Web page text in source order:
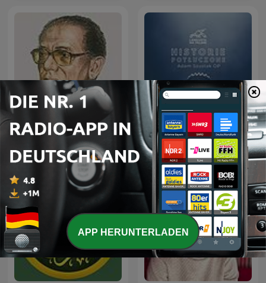
العلم والإيمان - د. مصطفى
محمود
Historie potłuczone
APP HERUNTERLADEN